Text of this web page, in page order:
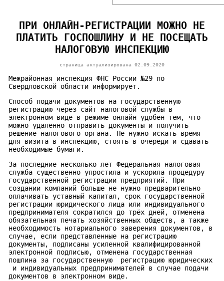
ПРИ ОНЛАЙН-РЕГИСТРАЦИИ МОЖНО НЕ
ПЛАТИТЬ ГОСПОШЛИНУ И НЕ ПОСЕЩАТЬ
НАЛОГОВУЮ ИНСПЕКЦИЮ
страница актуализирована 02.09.2020
Межрайонная инспекция ФНС России №29 по
Свердловской области информирует.
Способ подачи документов на государственную
регистрацию через сайт налоговой службы в
электронном виде в режиме онлайн удобен тем, что
можно удалённо отправить документы и получить
решение налогового органа. Не нужно искать время
для визита в инспекцию, стоять в очереди и сдавать
необходимые бумаги.
За последние несколько лет Федеральная налоговая
служба существенно упростила и ускорила процедуру
государственной регистрации предприятий. При
создании компаний больше не нужно предварительно
оплачивать уставный капитал, срок государственной
регистрации юридического лица или индивидуального
предпринимателя сократился до трёх дней, отменена
обязательная печать хозяйственных обществ, а также
необходимость нотариального заверения документов, в
случае, если представленные на регистрацию
документы, подписаны усиленной квалифицированной
электронной подписью, отменена государственная
пошлина за государственную регистрацию юридических
и индивидуальных предпринимателей в случае подачи
документов в электронном виде.